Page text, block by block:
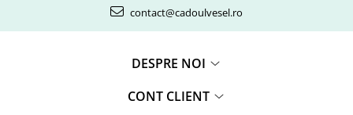
contact@cadoulvesel.ro
DESPRE NOI
CONT CLIENT